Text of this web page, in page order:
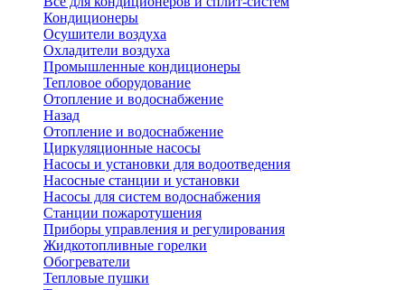
Кондиционеры
Осушители воздуха
Охладители воздуха
Промышленные кондиционеры
Тепловое оборудование
Отопление и водоснабжение
Назад
Отопление и водоснабжение
Циркуляционные насосы
Насосы и установки для водоотведения
Насосные станции и установки
Насосы для систем водоснабжения
Станции пожаротушения
Приборы управления и регулирования
Жидкотопливные горелки
Обогреватели
Тепловые пушки